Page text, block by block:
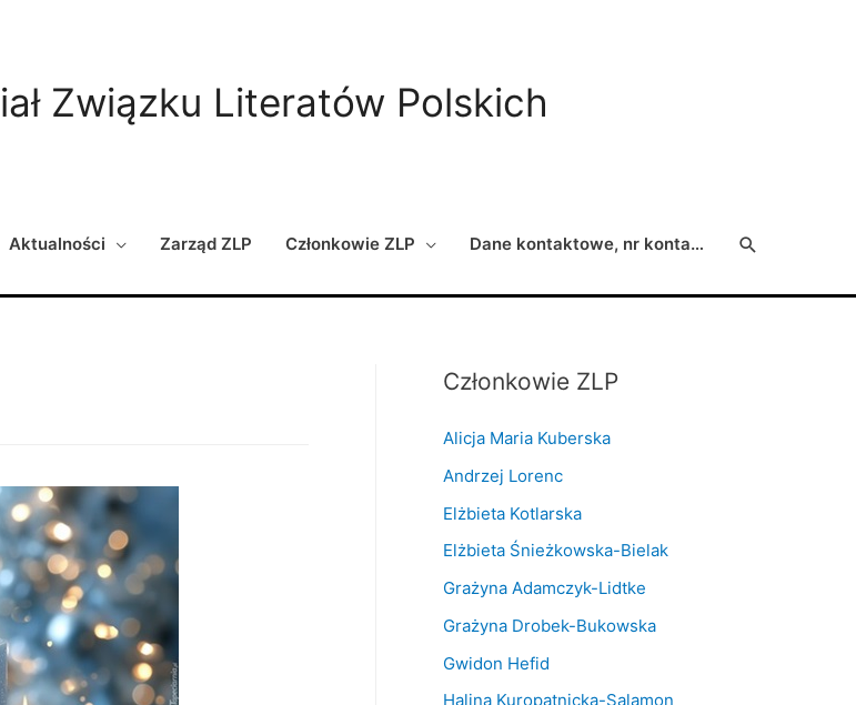
Związku Literatów Polskich
Aktualności Zarząd ZLP Członkowie ZLP Dane kontaktowe, nr konta… Search
Członkowie ZLP
Alicja Maria Kuberska
Andrzej Lorenc
Elżbieta Kotlarska
Elżbieta Śnieżkowska-Bielak
Grażyna Adamczyk-Lidtke
Grażyna Drobek-Bukowska
Gwidon Hefid
Halina Kuropatnicka-Salamon